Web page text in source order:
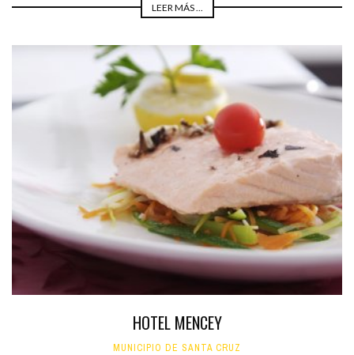
LEER MÁS ...
HOTEL MENCEY
MUNICIPIO DE SANTA CRUZ